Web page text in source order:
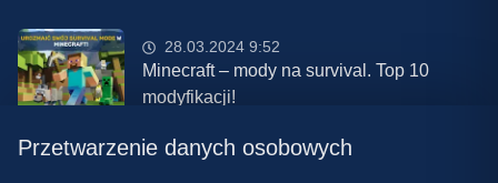
28.03.2024 9:52
Minecraft – mody na survival. Top 10
modyfikacji!
08.03.2024 13:28
Przetwarzenie danych osobowych